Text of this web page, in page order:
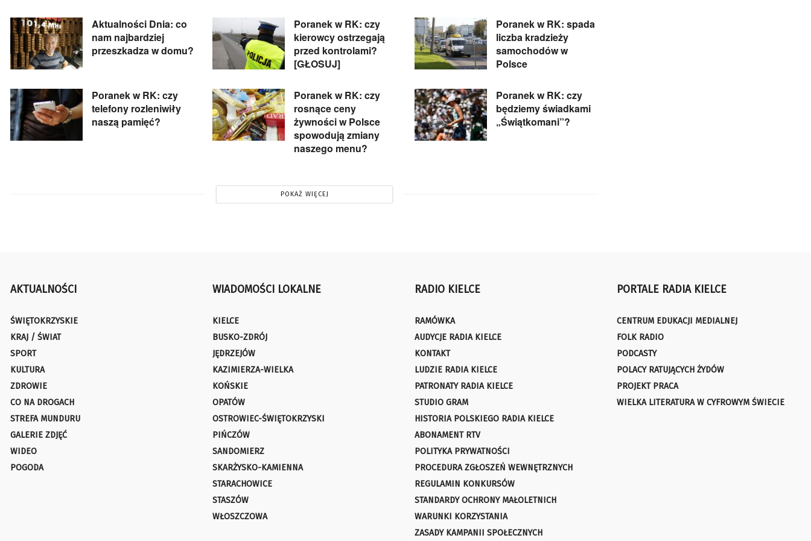
Aktualności Dnia: co
nam najbardziej
przeszkadza w domu?
Poranek w RK: czy
kierowcy ostrzegają
przed kontrolami?
[GŁOSUJ]
Poranek w RK: spada
liczba kradzieży
samochodów w
Polsce
Poranek w RK: czy
telefony rozleniwiły
naszą pamięć?
Poranek w RK: czy
rosnące ceny
żywności w Polsce
spowodują zmiany
naszego menu?
Poranek w RK: czy
będziemy świadkami
„Świątkomani”?
POKAŻ WIĘCEJ
AKTUALNOŚCI
ŚWIĘTOKRZYSKIE
KRAJ / ŚWIAT
SPORT
KULTURA
ZDROWIE
CO NA DROGACH
STREFA MUNDURU
GALERIE ZDJĘĆ
WIDEO
POGODA
WIADOMOŚCI LOKALNE
KIELCE
BUSKO-ZDRÓJ
JĘDRZEJÓW
KAZIMIERZA-WIELKA
KOŃSKIE
OPATÓW
OSTROWIEC-ŚWIĘTOKRZYSKI
PIŃCZÓW
SANDOMIERZ
SKARŻYSKO-KAMIENNA
STARACHOWICE
STASZÓW
WŁOSZCZOWA
RADIO KIELCE
RAMÓWKA
AUDYCJE RADIA KIELCE
KONTAKT
LUDZIE RADIA KIELCE
PATRONATY RADIA KIELCE
STUDIO GRAM
HISTORIA POLSKIEGO RADIA KIELCE
ABONAMENT RTV
POLITYKA PRYWATNOŚCI
PROCEDURA ZGŁOSZEŃ WEWNĘTRZNYCH
REGULAMIN KONKURSÓW
STANDARDY OCHRONY MAŁOLETNICH
WARUNKI KORZYSTANIA
ZASADY KAMPANII SPOŁECZNYCH
PORTALE RADIA KIELCE
CENTRUM EDUKACJI MEDIALNEJ
FOLK RADIO
PODCASTY
POLACY RATUJĄCYCH ŻYDÓW
PROJEKT PRACA
WIELKA LITERATURA W CYFROWYM ŚWIECIE